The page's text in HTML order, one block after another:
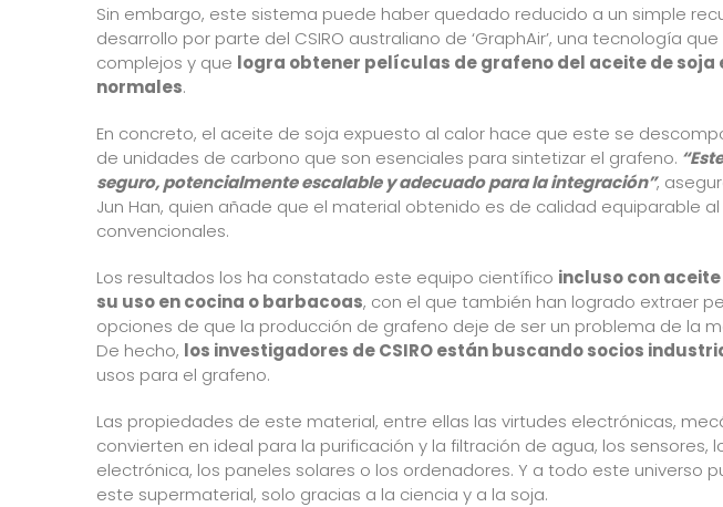
Sin embargo, este sistema puede haber quedado reducido a un simple
desarrollo por parte del CSIRO australiano de ‘GraphAir’, una tecnología
complejos y que logra obtener películas de grafeno del aceite de soja
normales.
En concreto, el aceite de soja expuesto al calor hace que este se
de unidades de carbono que son esenciales para sintetizar el grafeno.
seguro, potencialmente escalable y adecuado para la integración”,
Jun Han, quien añade que el material obtenido es de calidad equiparable
convencionales.
Los resultados los ha constatado este equipo científico incluso con
su uso en cocina o barbacoas, con el que también han logrado extraer
opciones de que la producción de grafeno deje de ser un problema de la
De hecho, los investigadores de CSIRO están buscando socios
usos para el grafeno.
Las propiedades de este material, entre ellas las virtudes electrónicas,
convierten en ideal para la purificación y la filtración de agua, los sensores,
electrónica, los paneles solares o los ordenadores. Y a todo este universo
este supermaterial, solo gracias a la ciencia y a la soja.